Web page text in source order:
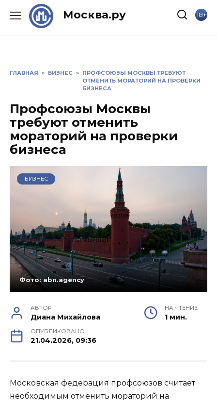
Москва.ру 18+
ГЛАВНАЯ » БИЗНЕС » ПРОФСОЮЗЫ МОСКВЫ ТРЕБУЮТ
ОТМЕНИТЬ МОРАТОРИЙ НА ПРОВЕРКИ
БИЗНЕСА
Профсоюзы Москвы
требуют отменить
мораторий на проверки
бизнеса
БИЗНЕС
Фото: abn.agency
АВТОР
Диана Михайлова
НА ЧТЕНИЕ
1 мин.
ОПУБЛИКОВАНО
21.04.2026, 09:36
Московская федерация профсоюзов считает
необходимым отменить мораторий на